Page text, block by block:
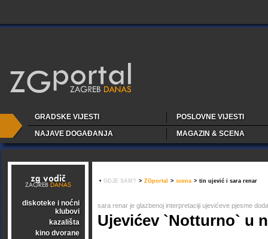
GRADSKE VIJESTI
POSLOVNE VIJESTI
NAJAVE DOGAĐANJA
MAGAZIN & SCENA
diskoteke i noćni
klubovi
kazališta
kino dvorane
• GDJE SAM? > ZGportal > scena > tin ujević i sara renar
sara renar je glazbenoj interpretaciji ujevićeve pjesme
Ujevićev `Notturno` u